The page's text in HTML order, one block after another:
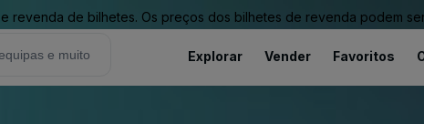
revenda de bilhetes. Os preços dos bilhetes de revenda podem
Explorar Vender Favoritos